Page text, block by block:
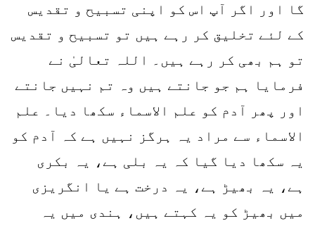
گا اور اگر آپ اس کو اپنی تسبیح و تقدیس
کے لئے تخلیق کر رہے ہیں تو تسبیح و تقدیس
تو ہم بھی کر رہے ہیں۔ اللہ تعالیٰ نے
فرمایا ہم جو جانتے ہیں وہ تم نہیں جانتے
اور پھر آدم کو علم الاسماء سکھا دیا۔ علم
الاسماء سے مراد یہ ہرگز نہیں ہے کہ آدم کو
یہ سکھا دیا گیا کہ یہ بلی ہے، یہ بکری
ہے، یہ بھیڑ ہے، یہ درخت ہے یا انگریزی
میں بھیڑ کو یہ کہتے ہیں، ہندی میں یہ